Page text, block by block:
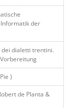
der
dei dialetti trentini.
)
de Planta &